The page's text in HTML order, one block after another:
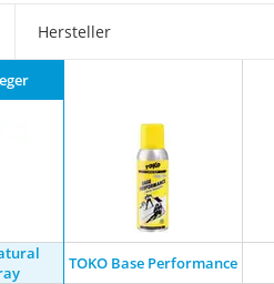
Wanderschuhe Herren
Sicherheitsweste Reiten
Hersteller
TOKO Base Performance